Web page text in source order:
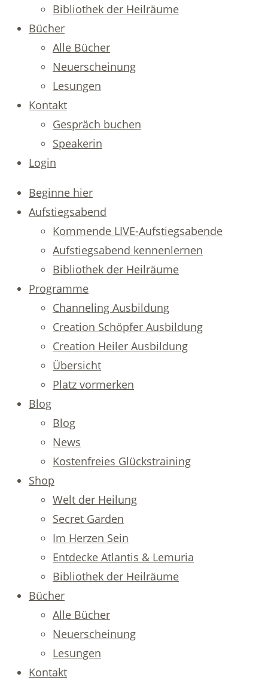
Bibliothek der Heilräume
Bücher
Alle Bücher
Neuerscheinung
Lesungen
Kontakt
Gespräch buchen
Speakerin
Login
Beginne hier
Aufstiegsabend
Kommende LIVE-Aufstiegsabende
Aufstiegsabend kennenlernen
Bibliothek der Heilräume
Programme
Channeling Ausbildung
Creation Schöpfer Ausbildung
Creation Heiler Ausbildung
Übersicht
Platz vormerken
Blog
Blog
News
Kostenfreies Glückstraining
Shop
Welt der Heilung
Secret Garden
Im Herzen Sein
Entdecke Atlantis & Lemuria
Bibliothek der Heilräume
Bücher
Alle Bücher
Neuerscheinung
Lesungen
Kontakt